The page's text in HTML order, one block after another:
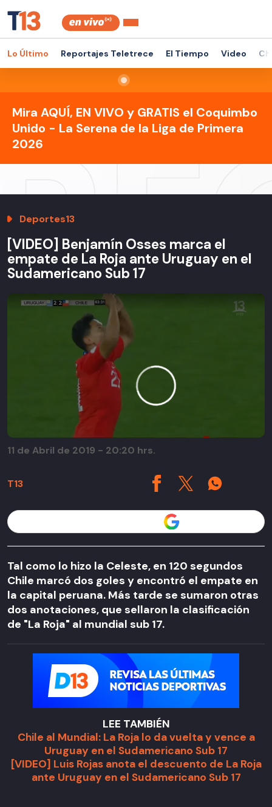
Lo Último Reportajes Teletrece El Tiempo Video
Mira AQUÍ, EN VIVO y GRATIS el Coquimbo
Unido - La Serena de la Liga de Primera
2026
Deportes13
[VIDEO] Benjamín Osses marca el
empate de La Roja ante Uruguay en el
Sudamericano Sub 17
T13
11 de Abril de 2019 - 20:20 hrs.
Tal como lo hizo la Celeste, en 120 segundos
Chile marcó dos goles y encontró el empate en
la capital peruana. Más tarde se sumaron otras
dos anotaciones, que sellaron la clasificación
de "La Roja" al mundial sub 17.
LEE TAMBIÉN
Chile al Mundial: La Roja lo da vuelta y vence a
Uruguay en el Sudamericano Sub 17
[VIDEO] Luis Rojas anota el descuento de La Roja
ante Uruguay en el Sudamericano Sub 17